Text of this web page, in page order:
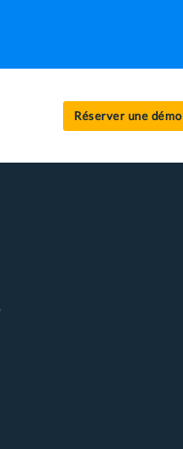
Réserver une démo